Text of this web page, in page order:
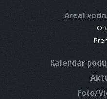
Areal
O
Kalendár
Foto/